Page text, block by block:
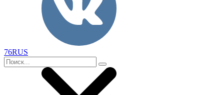
76RUS